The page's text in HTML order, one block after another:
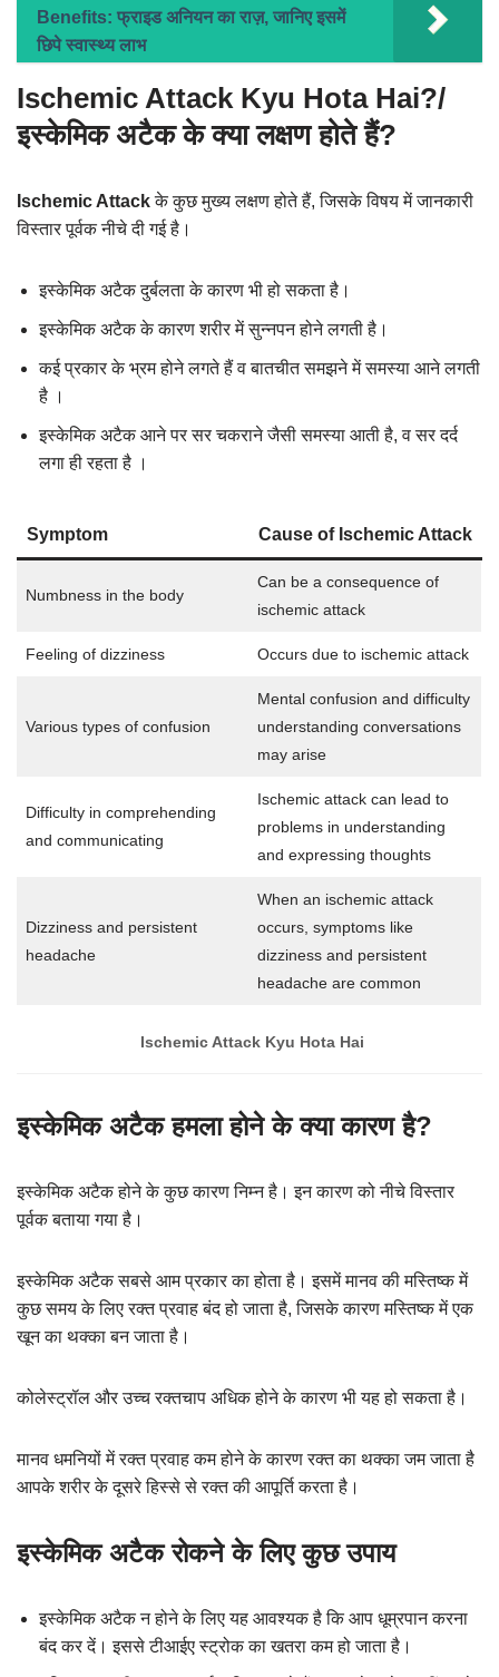
Benefits: फ्राइड अनियन का राज़, जानिए इसमें
छिपे स्वास्थ्य लाभ
Ischemic Attack Kyu Hota Hai?/
इस्केमिक अटैक के क्या लक्षण होते हैं?
Ischemic Attackके कुछ मुख्य लक्षण होते हैं, जिसके विषय में जानकारी
विस्तार पूर्वक नीचे दी गई है।
इस्केमिक अटैक दुर्बलता के कारण भी हो सकता है।
इस्केमिक अटैक के कारण शरीर में सुन्नपन होने लगती है।
कई प्रकार के भ्रम होने लगते हैं व बातचीत समझने में समस्या आने लगती
है ।
इस्केमिक अटैक आने पर सर चकराने जैसी समस्या आती है, व सर दर्द
लगा ही रहता है ।
Symptom Cause of Ischemic Attack
Numbness in the body
Can be a consequence of
ischemic attack
Feeling of dizziness Occurs due to ischemic attack
Various types of confusion
Mental confusion and difficulty
understanding conversations
may arise
Difficulty in comprehending
and communicating
Ischemic attack can lead to
problems in understanding
and expressing thoughts
Dizziness and persistent
headache
When an ischemic attack
occurs, symptoms like
dizziness and persistent
headache are common
Ischemic Attack Kyu Hota Hai
इस्केमिक अटैक हमला होने के क्या कारण है?
इस्केमिक अटैक होने के कुछ कारण निम्न है। इन कारण को नीचे विस्तार
पूर्वक बताया गया है।
इस्केमिक अटैक सबसे आम प्रकार का होता है। इसमें मानव की मस्तिष्क में
कुछ समय के लिए रक्त प्रवाह बंद हो जाता है, जिसके कारण मस्तिष्क में एक
खून का थक्का बन जाता है।
कोलेस्ट्रॉल और उच्च रक्तचाप अधिक होने के कारण भी यह हो सकता है।
मानव धमनियों में रक्त प्रवाह कम होने के कारण रक्त का थक्का जम जाता है
आपके शरीर के दूसरे हिस्से से रक्त की आपूर्ति करता है।
इस्केमिक अटैक रोकने के लिए कुछ उपाय
इस्केमिक अटैक न होने के लिए यह आवश्यक है कि आप धूम्रपान करना
बंद कर दें। इससे टीआईए स्ट्रोक का खतरा कम हो जाता है।